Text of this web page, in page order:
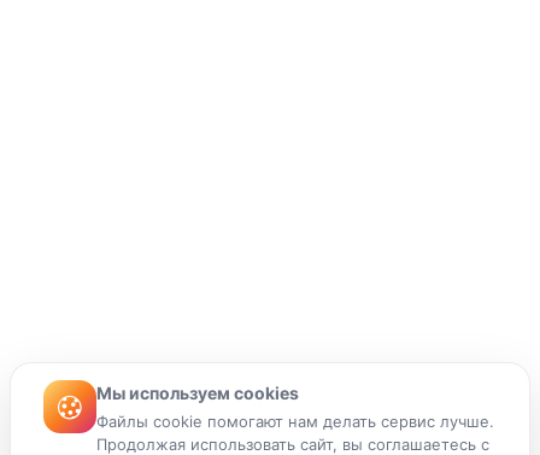
Мы используем cookies
Файлы cookie помогают нам делать сервис лучше.
Продолжая использовать сайт, вы соглашаетесь с